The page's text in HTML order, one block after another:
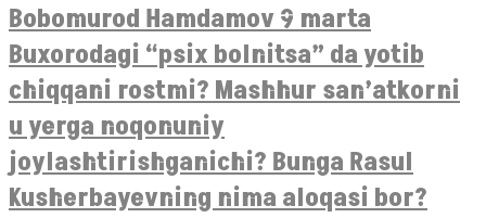
Bobomurod Hamdamov 9 marta
Buxorodagi “psix bolnitsa” da yotib
chiqqani rostmi? Mashhur san’atkorni
u yerga noqonuniy
joylashtirishganichi? Bunga Rasul
Kusherbayevning nima aloqasi bor?